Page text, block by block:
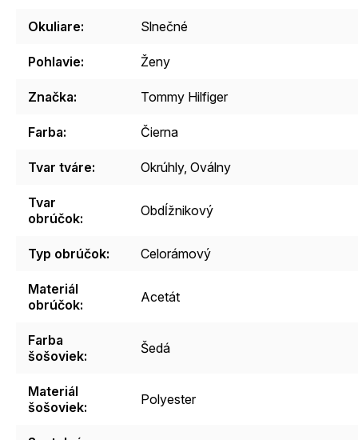
Okuliare: Slnečné
Pohlavie: Ženy
Značka: Tommy Hilfiger
Farba: Čierna
Tvar tváre: Okrúhly, Oválny
Tvar
obrúčok: Obdĺžnikový
Typ obrúčok: Celorámový
Materiál
obrúčok: Acetát
Farba
šošoviek: Šedá
Materiál
šošoviek: Polyester